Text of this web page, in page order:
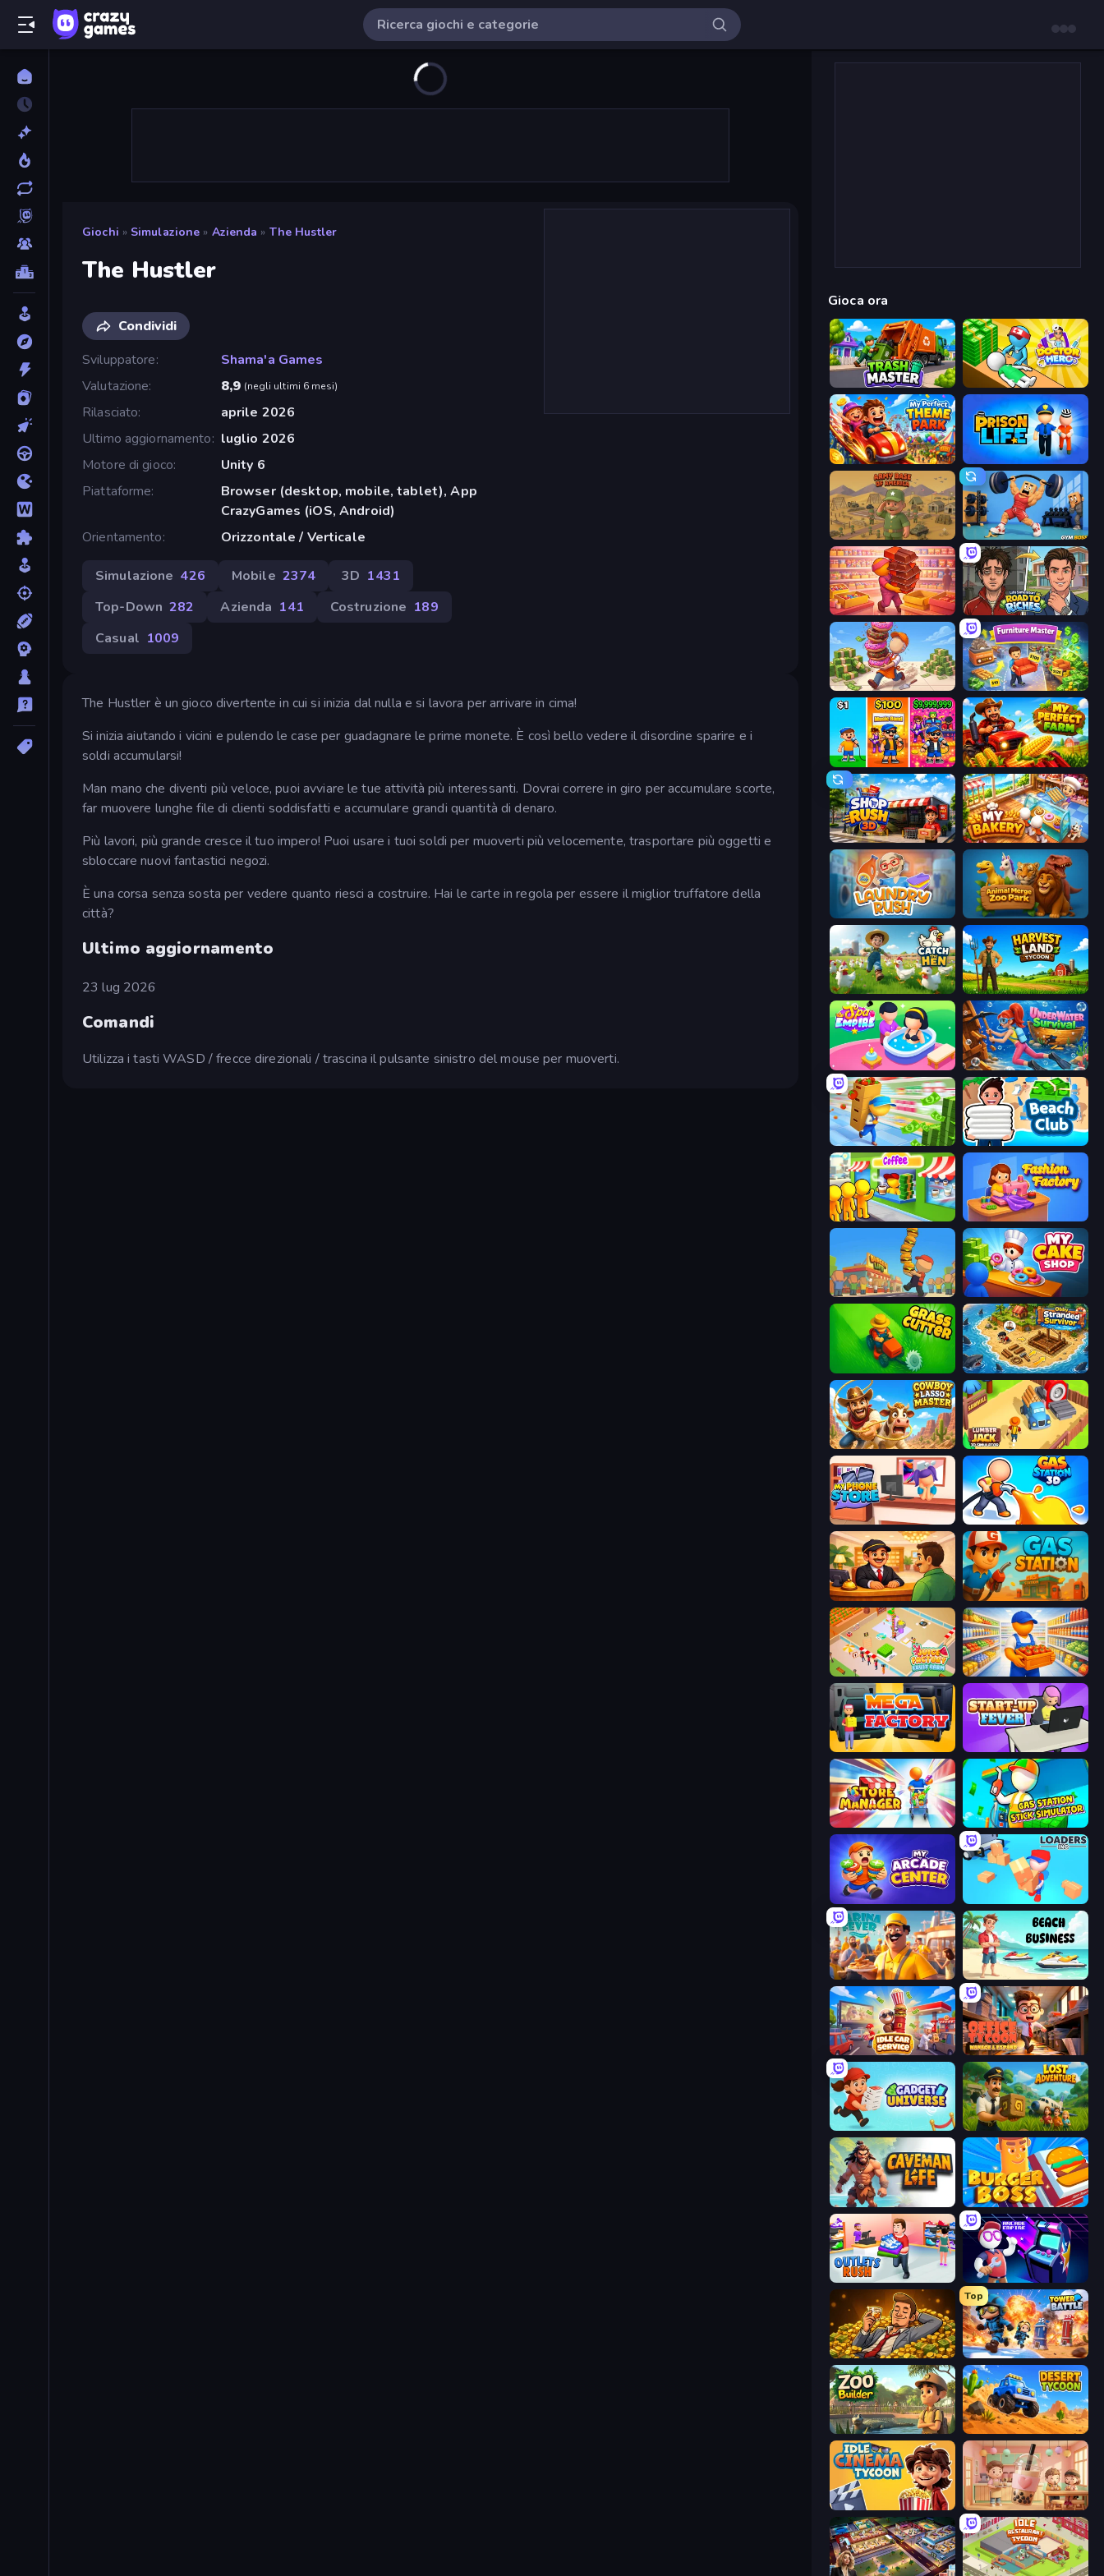
Giochi » Simulazione » Azienda » The Hustler
The Hustler
Condividi
Sviluppatore
Shama'a Games
Valutazione
8,9 (negli ultimi 6 mesi)
Rilasciato
aprile 2026
Ultimo aggiornamento
luglio 2026
Motore di gioco
Unity 6
Piattaforme
Browser (desktop, mobile, tablet), App
CrazyGames (iOS, Android)
Orientamento
Orizzontale / Verticale
Simulazione 426 Mobile 2374 3D 1431
Top-Down 282 Azienda 141 Costruzione 189
Casual 1009
The Hustler è un gioco divertente in cui si inizia dal nulla e si lavora per arrivare in cima!
Si inizia aiutando i vicini e pulendo le case per guadagnare le prime monete. È così bello vedere il disordine sparire e i
soldi accumularsi!
Man mano che diventi più veloce, puoi avviare le tue attività più interessanti. Dovrai correre in giro per accumulare scorte,
far muovere lunghe file di clienti soddisfatti e accumulare grandi quantità di denaro.
Più lavori, più grande cresce il tuo impero! Puoi usare i tuoi soldi per muoverti più velocemente, trasportare più oggetti e
sbloccare nuovi fantastici negozi.
È una corsa senza sosta per vedere quanto riesci a costruire. Hai le carte in regola per essere il miglior truffatore della
città?
Ultimo aggiornamento
23 lug 2026
Comandi
Utilizza i tasti WASD / frecce direzionali / trascina il pulsante sinistro del mouse per muoverti.
Gioca ora
Trash Master Doctor Hero
My Perfect Theme Park Prison Life
Army Base Of America Gym Boss
Candy Packing Store Life Simulator: Road to Riches
Donut Place Furniture Master: Idle Tycoon
Music Band My Perfect Farm
Shop Rush 3D My bakery
Laundry Rush Animal Merge Zoo Park
Catch the Hen Harvest Land Tycoon
Spa Empire Underwater Survival
Supermarket Empire Beach Club
Coffee Idle Fashion Factory
Burger Life My Cake Shop
Obby Stranded Survivor
Cowboy Lasso Master Lumberjack 3D Simulator
My Phone Store Gas Station 3D
Gas Station
Juice Factory - Fruit Farm Supermarket Manager
Mega Factory StartUp Fever
Store Manager Gas Station - Stick Simulator
My Arcade Center
Marina Fever Tycoon Beach Business
Idle Car Service: Tycoon Office Tycoon: Expand & Manage
Gadget Universe Lost Adventure
Caveman Life Burger Boss
Outlets Rush Arcade Empire
Idle Billionaire Tycoon
Top
Tower Battle
Zoo Builder Desert Tycoon
Idle Cinema Tycoon Boba Shop